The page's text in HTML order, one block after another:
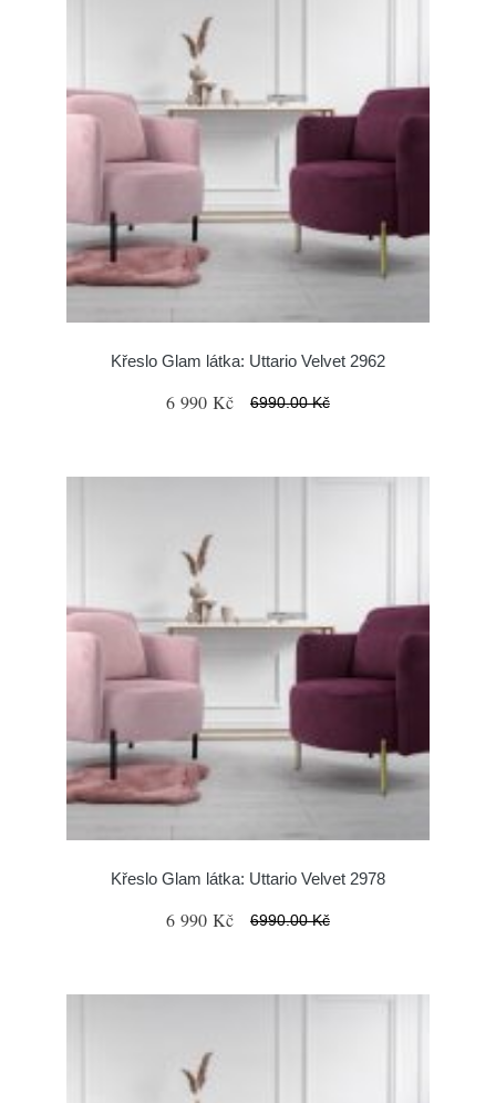
Křeslo Glam látka: Uttario Velvet 2962
6 990 Kč 6990.00 Kč
Křeslo Glam látka: Uttario Velvet 2978
6 990 Kč 6990.00 Kč